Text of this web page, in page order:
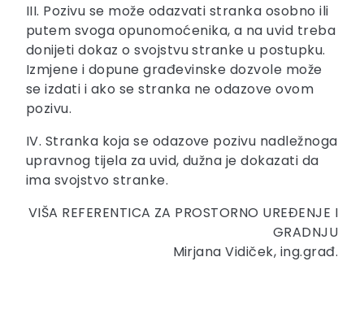
III. Pozivu se može odazvati stranka osobno ili
putem svoga opunomoćenika, a na uvid treba
donijeti dokaz o svojstvu stranke u postupku.
Izmjene i dopune građevinske dozvole može
se izdati i ako se stranka ne odazove ovom
pozivu.
IV. Stranka koja se odazove pozivu nadležnoga
upravnog tijela za uvid, dužna je dokazati da
ima svojstvo stranke.
VIŠA REFERENTICA ZA PROSTORNO UREĐENJE I
GRADNJU
Mirjana Vidiček, ing.građ.